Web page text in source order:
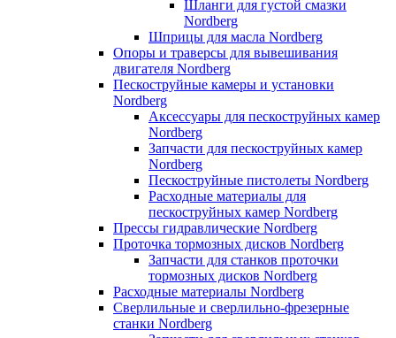
Шланги для густой смазки
Nordberg
Шприцы для масла Nordberg
Опоры и траверсы для вывешивания
двигателя Nordberg
Пескоструйные камеры и установки
Nordberg
Аксессуары для пескоструйных камер
Nordberg
Запчасти для пескоструйных камер
Nordberg
Пескоструйные пистолеты Nordberg
Расходные материалы для
пескоструйных камер Nordberg
Прессы гидравлические Nordberg
Проточка тормозных дисков Nordberg
Запчасти для станков проточки
тормозных дисков Nordberg
Расходные материалы Nordberg
Сверлильные и сверлильно-фрезерные
станки Nordberg